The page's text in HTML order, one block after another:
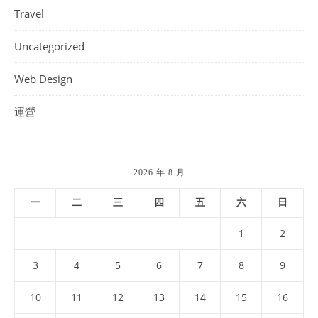
Travel
Uncategorized
Web Design
運營
2026 年 8 月
一 二 三 四 五 六 日
1 2
3 4 5 6 7 8 9
10 11 12 13 14 15 16